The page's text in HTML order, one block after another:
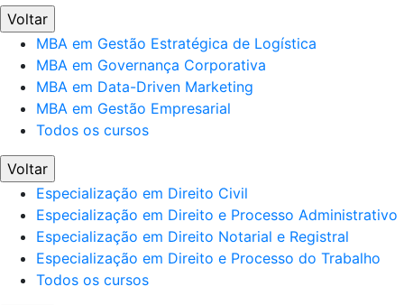
Voltar
MBA em Gestão Estratégica de Logística
MBA em Governança Corporativa
MBA em Data-Driven Marketing
MBA em Gestão Empresarial
Todos os cursos
Voltar
Especialização em Direito Civil
Especialização em Direito e Processo Administrativo
Especialização em Direito Notarial e Registral
Especialização em Direito e Processo do Trabalho
Todos os cursos